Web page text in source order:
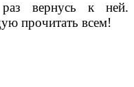
вернусь к ней.
прочитать всем!